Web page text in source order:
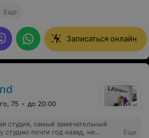
Еще
Записаться онлайн
75 до 20:00
студия, самый замечательный
студию почти год назад, не
Еще